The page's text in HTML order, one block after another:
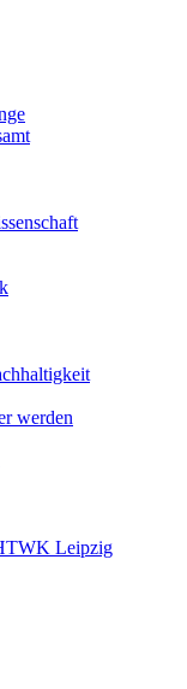
werden
Leipzig